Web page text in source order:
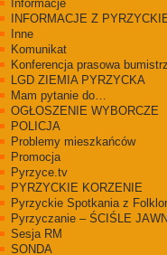
Informacje
INFORMACJE Z
Inne
Komunikat
Konferencja prasowa
LGD ZIEMIA PYRZYCKA
Mam pytanie do…
OGŁOSZENIE WYBORCZE
POLICJA
Problemy mieszkańców
Promocja
Pyrzyce.tv
PYRZYCKIE KORZENIE
Pyrzyckie Spotkania z
Pyrzyczanie – ŚCIŚLE
Sesja RM
SONDA